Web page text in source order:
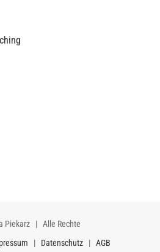
Piekarz | Alle Rechte
| Datenschutz| AGB